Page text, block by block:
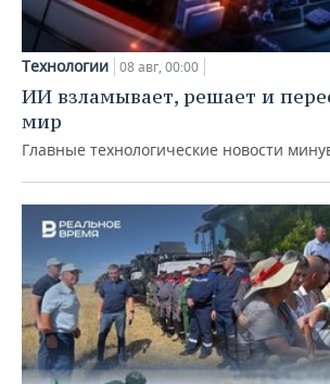
Технологии 08 авг, 00:00
ИИ взламывает, решает и
мир
Главные технологические новости